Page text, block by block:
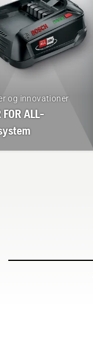
og innovationer
FOR ALL-